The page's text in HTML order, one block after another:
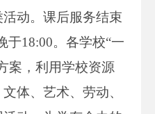
动。课后服务结束
于18:00。各学校“一
案，利用学校资源
体、艺术、劳动、